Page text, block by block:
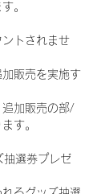
。
トされませ
販売を実施す
追加販売の部/
す。
選券プレゼ